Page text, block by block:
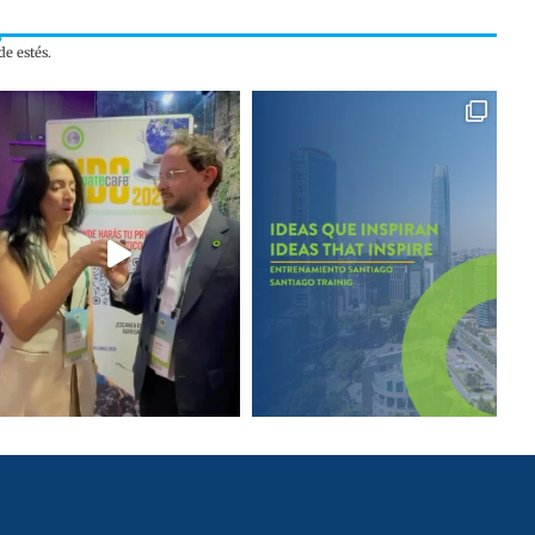
estés.